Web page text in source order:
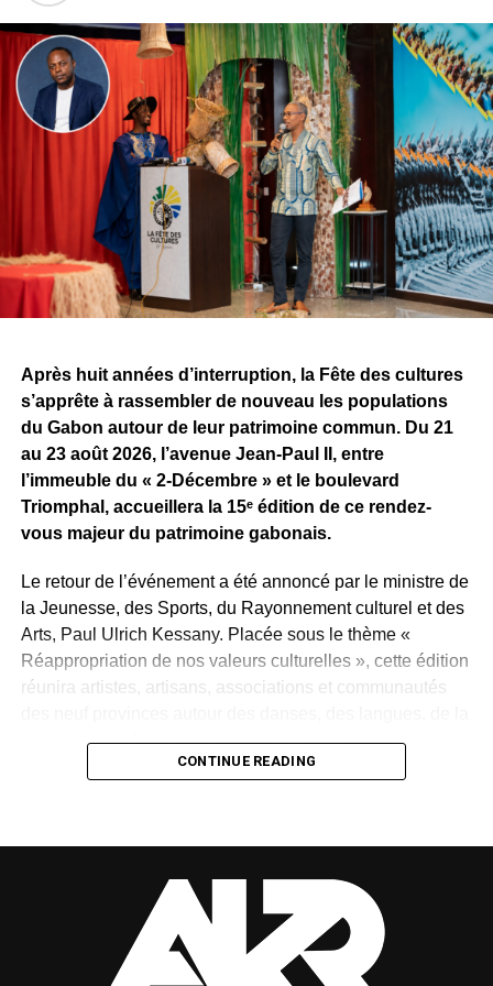
en contrat.
Sur les réseaux sociaux, Tris a accueilli cette nouvelle
étape avec fierté. Il évoque une vision, une ambition
commune et le début d’une aventure qu’il espère
certainement décisive pour la suite de son parcours.
À travers cette signature, le challenge dépasse désormais
la simple confrontation entre producteurs. Il devient aussi
un espace de rencontres et d’opportunités pour les
artistes. Pour Tris, l’une des premières retombées est déjà
concrète, alors même que la compétition n’est pas encore
Reste maintenant à savoir ce que Sean Bridon Music
prépare pour sa nouvelle recrue. Car après cette belle
exposition, le véritable défi sera de proposer des projets
réguliers et solides, capables d’inscrire durablement Tris
au premier plan de la scène musicale gabonaise.
WhatsApp
Facebook
X Telegram
Email
>>
Après huit années d’interruption, la Fête des cultures
s’apprête à rassembler de nouveau les populations
du Gabon autour de leur patrimoine commun. Du 21
au 23 août 2026, l’avenue Jean-Paul II, entre
l’immeuble du « 2-Décembre » et le boulevard
Triomphal, accueillera la 15ᵉ édition de ce rendez-
vous majeur du patrimoine gabonais.
Le retour de l’événement a été annoncé par le ministre de
la Jeunesse, des Sports, du Rayonnement culturel et des
Arts, Paul Ulrich Kessany. Placée sous le thème «
Réappropriation de nos valeurs culturelles », cette édition
réunira artistes, artisans, associations et communautés
gastronomie, des rites, des masques et des savoir-faire
n’avait plus été organisée depuis 2018. Son retour
apparaît donc comme une « réparation d’une mémoire »,
selon le ministre.
CONTINUE READING